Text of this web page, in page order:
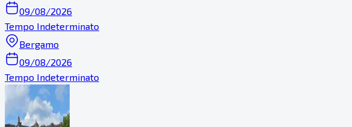
09/08/2026
Tempo Indeterminato
Bergamo
09/08/2026
Tempo Indeterminato